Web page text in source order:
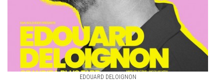
EDOUARD DELOIGNON